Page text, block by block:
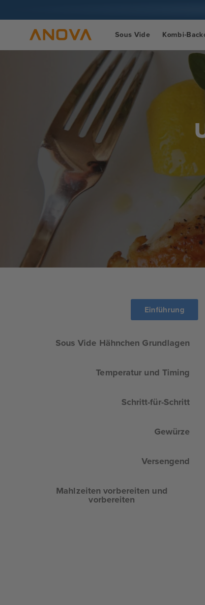
Sous Vide Kombi-
Einführung
Sous Vide Hähnchen Grundlagen
Temperatur und Timing
Schritt-für-Schritt
Gewürze
Versengend
Mahlzeiten vorbereiten und
vorbereiten